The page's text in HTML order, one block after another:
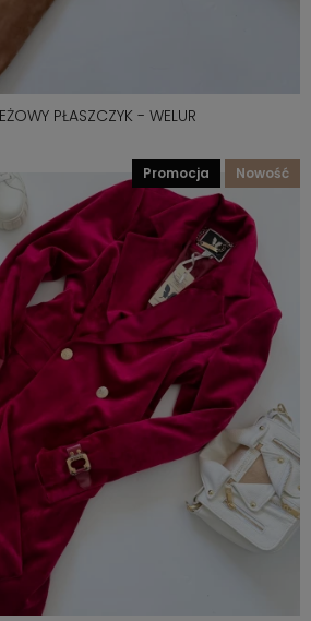
PŁASZCZYK - WELUR
promocja nowość